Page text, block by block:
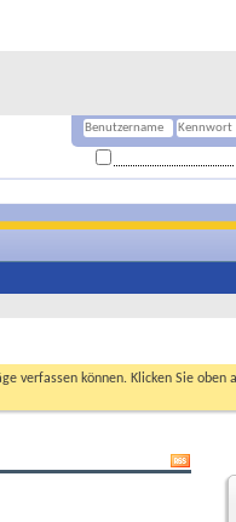
verfassen können. Klicken Sie